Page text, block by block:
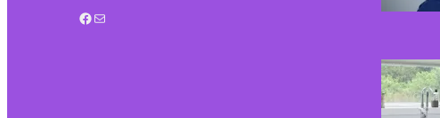
Facebook Mail